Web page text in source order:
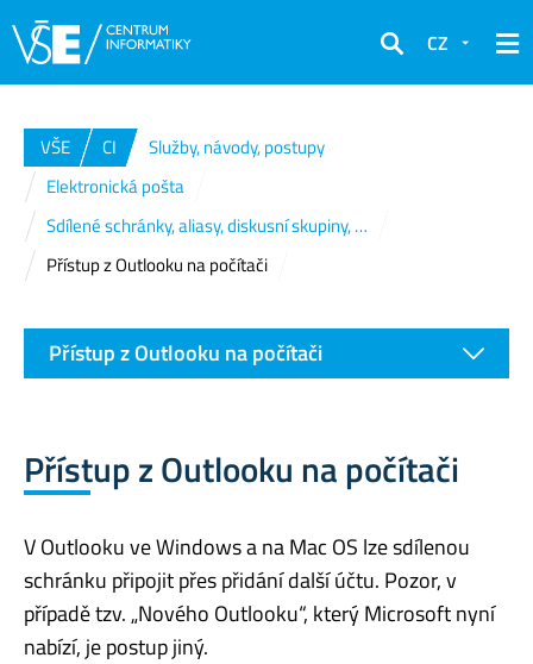
Hledat
CZ
VŠE CI
Služby, návody, postupy
Elektronická pošta
Sdílené schránky, aliasy, diskusní skupiny, …
Přístup z Outlooku na počítači
Přístup z Outlooku na počítači
V Outlooku ve Windows a na Mac OS lze sdílenou
schránku připojit přes přidání další účtu. Pozor, v
případě tzv. „Nového Outlooku“, který Microsoft nyní
nabízí, je postup jiný.
Přístup z Outlooku na počítači